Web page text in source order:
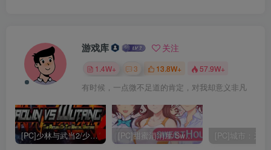
游戏库 关注
1.4W+ 3 13.8W+ 57.9W+
有时候，一点微不足道的肯定，对我却意义非凡
[PC]少林与武当2/少林vs武当2/Shaolin vs Wutang 2 [PC]甜蜜消消屋/Sweet House